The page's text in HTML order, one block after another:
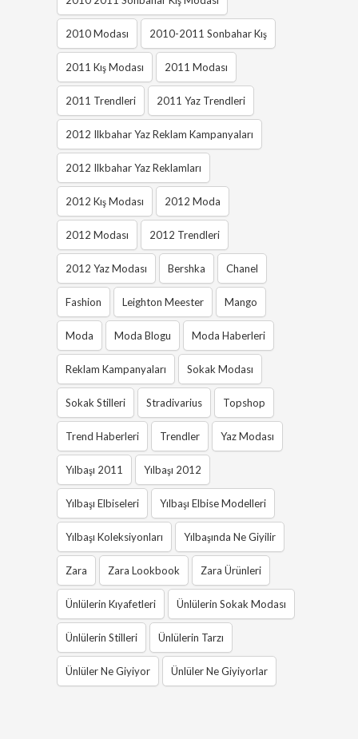
2010 Modası 2010-2011 Sonbahar Kış
2011 Kış Modası 2011 Modası
2011 Trendleri 2011 Yaz Trendleri
2012 Ilkbahar Yaz Reklam Kampanyaları
2012 Ilkbahar Yaz Reklamları
2012 Kış Modası 2012 Moda
2012 Modası 2012 Trendleri
2012 Yaz Modası Bershka Chanel
Fashion Leighton Meester Mango
Moda Moda Blogu Moda Haberleri
Reklam Kampanyaları Sokak Modası
Sokak Stilleri Stradivarius Topshop
Trend Haberleri Trendler Yaz Modası
Yılbaşı 2011 Yılbaşı 2012
Yılbaşı Elbiseleri Yılbaşı Elbise Modelleri
Yılbaşı Koleksiyonları Yılbaşında Ne Giyilir
Zara Zara Lookbook Zara Ürünleri
Ünlülerin Kıyafetleri Ünlülerin Sokak Modası
Ünlülerin Stilleri Ünlülerin Tarzı
Ünlüler Ne Giyiyor Ünlüler Ne Giyiyorlar